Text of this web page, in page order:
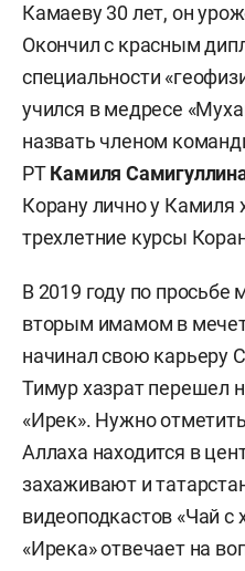
Камаеву 30 лет, он
Окончил с красным
специальности
учился в медресе
назвать членом
РТКамиля
Корану лично у Камиля
трехлетние курсы
В 2019 году по
вторым имамом в
начинал свою карьеру
Тимур хазрат перешел
«Ирек». Нужно
Аллаха находится в
захаживают и
видеоподкастов «Чай
«Ирека» отвечает на